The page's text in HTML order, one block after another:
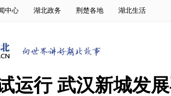
中心 湖北政务 荆楚各地 湖北生活
运行 武汉新城发